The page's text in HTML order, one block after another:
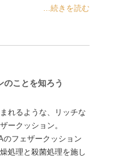
...続きを読む
のことを知ろう
れるような、リッチな
ークッション。
のフェザークッション
処理と殺菌処理を施し